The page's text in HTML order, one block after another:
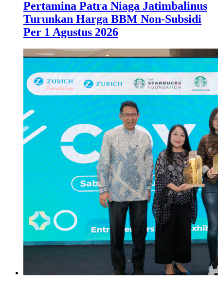
Pertamina Patra Niaga Jatimbalinus
Turunkan Harga BBM Non-Subsidi
Per 1 Agustus 2026